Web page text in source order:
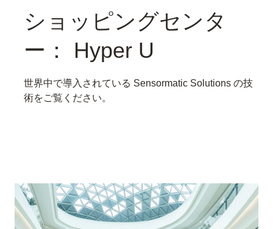
ショッピングセンタ
ー： Hyper U
世界中で導入されている Sensormatic Solutions の技
術をご覧ください。